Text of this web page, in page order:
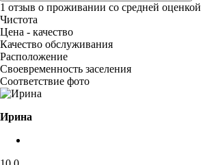
1 отзыв о проживании со средней оценкой
Чистота
Цена - качество
Качество обслуживания
Расположение
Своевременность заселения
Соответствие фото
Ирина